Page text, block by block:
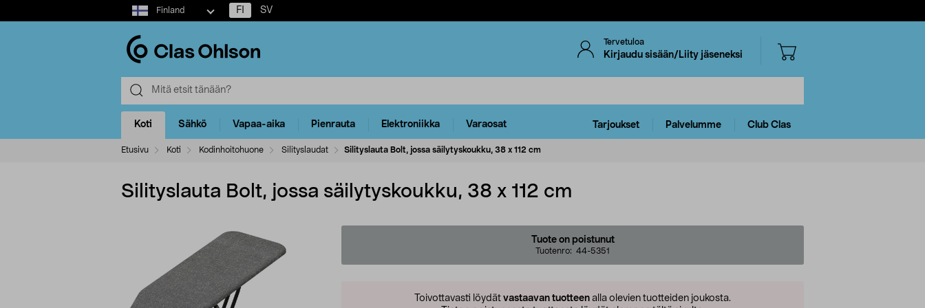
Select
market
Finland FI SV
Tervetuloa
Kirjaudu sisään/Liity jäseneksi
Koti Sähkö Vapaa-aika Pienrauta Elektroniikka Varaosat Tarjoukset Palvelumme Club Clas
Etusivu Koti Kodinhoitohuone Silityslaudat Silityslauta Bolt, jossa säilytyskoukku, 38 x 112 cm
Silityslauta Bolt, jossa säilytyskoukku, 38 x 112 cm
Tuote on poistunut
Tuotenro: 44-5351
Toivottavasti löydät vastaavan tuotteen alla olevien tuotteiden joukosta.